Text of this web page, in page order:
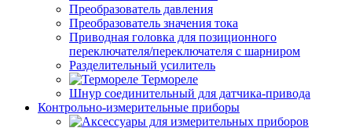
Преобразователь давления
Преобразователь значения тока
Приводная головка для позиционного
переключателя/переключателя с шарниром
Разделительный усилитель
Термореле
Шнур соединительный для датчика-привода
Контрольно-измерительные приборы